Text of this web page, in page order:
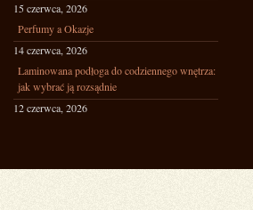
15 czerwca, 2026
Perfumy a Okazje
14 czerwca, 2026
Laminowana podłoga do codziennego wnętrza:
jak wybrać ją rozsądnie
12 czerwca, 2026